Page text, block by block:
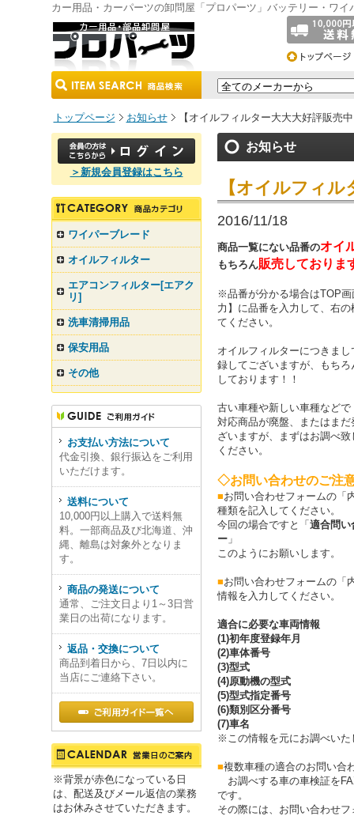
カー用品・カーパーツの卸問屋「プロパーツ」バッテリー・ワ
トップページ お知らせ 【オイルフィルター大大大好評販売
お知らせ
【オイルフィ
2016/11/18
商品一覧にない品番のオイ
もちろん販売しておりま
※品番が分かる場合はTOP
力】に品番を入力して、右
てください。
オイルフィルターにつきま
録してございますが、もち
しております！！
古い車種や新しい車種などで
対応商品が廃盤、またはま
ざいますが、まずはお調べ
ください。
◇お問い合わせのご注
■お問い合わせフォームの「
種類を記入してください。
今回の場合ですと「 適合問い
ー 」
このようにお願いします。
■お問い合わせフォームの「
情報を入力してください。
適合に必要な車両情報
(1)初年度登録年月
(2)車体番号
(3)型式
(4)原動機の型式
(5)型式指定番号
(6)類別区分番号
(7)車名
※この情報を元にお調べいた
■複数車種の適合のお問い合
お調べする車の車検証を
です。
その際には、お問い合わせ
＞新規会員登録はこちら
ワイパーブレード
オイルフィルター
エアコンフィルター[エアク
リ]
洗車清掃用品
保安用品
その他
お支払い方法について
代金引換、銀行振込をご利用
いただけます。
送料について
10,000円以上購入で送料無
料。一部商品及び北海道、沖
縄、離島は対象外となりま
す。
商品の発送について
通常、ご注文日より1～3日営
業日の出荷になります。
返品・交換について
商品到着日から、7日以内に
当店にご連絡下さい。
※背景が赤色になっている日
は、配送及びメール返信の業務
はお休みさせていただきます。